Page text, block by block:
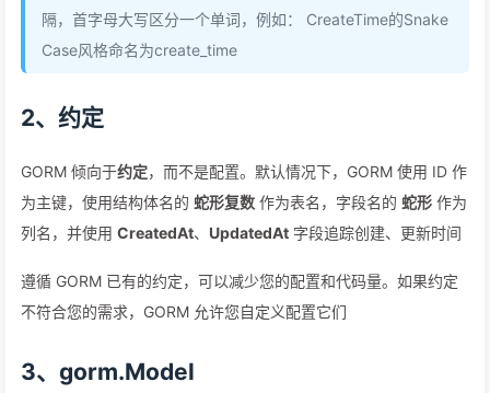
隔，首字母大写区分一个单词，例如： CreateTime的Snake
Case风格命名为create_time
2、约定
GORM 倾向于约定，而不是配置。默认情况下，GORM 使用 ID 作
为主键，使用结构体名的 蛇形复数 作为表名，字段名的 蛇形 作为
列名，并使用 CreatedAt、 UpdatedAt 字段追踪创建、更新时间
遵循 GORM 已有的约定，可以减少您的配置和代码量。如果约定
不符合您的需求，GORM 允许您自定义配置它们
3、gorm.Model